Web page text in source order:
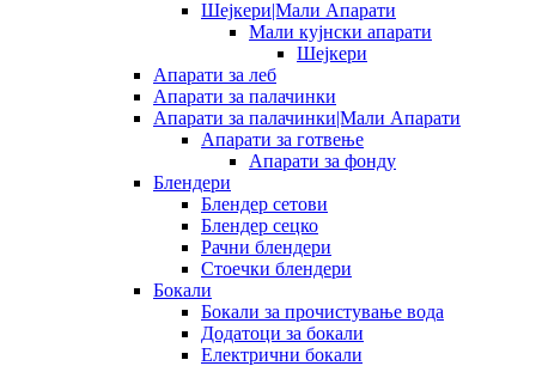
Шејкери|Мали Апарати
Мали кујнски апарати
Шејкери
Апарати за леб
Апарати за палачинки
Апарати за палачинки|Мали Апарати
Апарати за готвење
Апарати за фонду
Блендери
Блендер сетови
Блендер сецко
Рачни блендери
Стоечки блендери
Бокали
Бокали за прочистување вода
Додатоци за бокали
Електрични бокали